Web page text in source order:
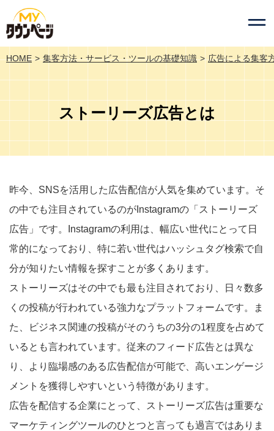
HOME 集客方法・サービス・ツールの基礎知識 広告による集客
ストーリーズ広告とは
昨今、SNSを活用した広告配信が人気を集めています。そ
の中でも注目されているのがInstagramの「ストーリーズ
広告」です。Instagramの利用は、幅広い世代にとって日
常的になっており、特に若い世代はハッシュタグ検索で自
分が知りたい情報を探すことが多くあります。
ストーリーズはその中でも最も注目されており、日々数多
くの投稿が行われている強力なプラットフォームです。ま
た、ビジネス関連の投稿がそのうちの3分の1程度を占めて
いるとも言われています。従来のフィード広告とは異な
り、より臨場感のある広告配信が可能で、高いエンゲージ
メントを獲得しやすいという特徴があります。
広告を配信する企業にとって、ストーリーズ広告は重要な
マーケティングツールのひとつと言っても過言ではありま